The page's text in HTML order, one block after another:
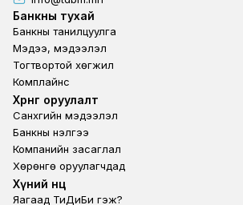
Footer
Банкны тухай
Банкны танилцуулга
Мэдээ, мэдээлэл
Тогтвортой хөгжил
Комплайнс
Footer third
Хөрөнгө оруулалт
Санхүүгийн мэдээлэл
Банкны үнэлгээ
Компанийн засаглал
Хөрөнгө оруулагчдад
Footer second
Хүний нөөц
Яагаад ТиДиБи гэж?